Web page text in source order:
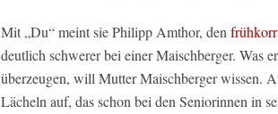
Mit „Du“ meint sie Philipp Amthor, den
deutlich schwerer bei einer Maischberger. Was
überzeugen, will Mutter Maischberger wissen.
Lächeln auf, das schon bei den Seniorinnen in